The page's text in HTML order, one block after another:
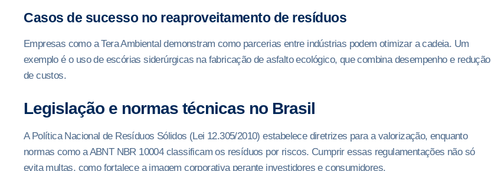
Casos de sucesso no reaproveitamento de resíduos
Empresas como a Tera Ambiental demonstram como parcerias entre indústrias podem otimizar a cadeia. Um
exemplo é o uso de escórias siderúrgicas na fabricação de asfalto ecológico, que combina desempenho e redução
de custos.
Legislação e normas técnicas no Brasil
A Política Nacional de Resíduos Sólidos (Lei 12.305/2010) estabelece diretrizes para a valorização, enquanto
normas como a ABNT NBR 10004 classificam os resíduos por riscos. Cumprir essas regulamentações não só
evita multas, como fortalece a imagem corporativa perante investidores e consumidores.